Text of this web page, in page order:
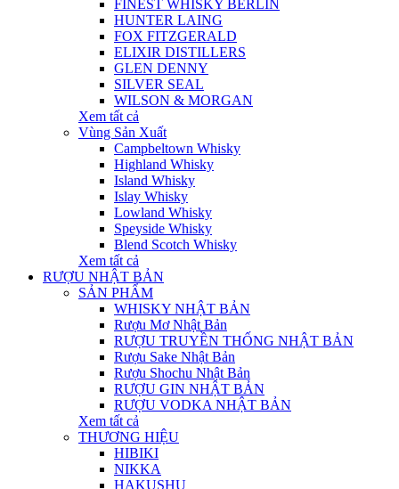
FINEST WHISKY BERLIN
HUNTER LAING
FOX FITZGERALD
ELIXIR DISTILLERS
GLEN DENNY
SILVER SEAL
WILSON & MORGAN
Xem tất cả
Vùng Sản Xuất
Campbeltown Whisky
Highland Whisky
Island Whisky
Islay Whisky
Lowland Whisky
Speyside Whisky
Blend Scotch Whisky
Xem tất cả
RƯỢU NHẬT BẢN
SẢN PHẨM
WHISKY NHẬT BẢN
Rượu Mơ Nhật Bản
RƯỢU TRUYỀN THỐNG NHẬT BẢN
Rượu Sake Nhật Bản
Rượu Shochu Nhật Bản
RƯỢU GIN NHẬT BẢN
RƯỢU VODKA NHẬT BẢN
Xem tất cả
THƯƠNG HIỆU
HIBIKI
NIKKA
HAKUSHU